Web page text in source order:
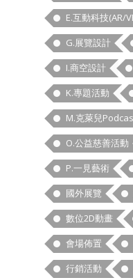
E.互動科技(AR/
G.展覽設計
I.商空設計
K.專題活動
M.克萊兒
O.公益慈善活動
P.一見藝術
國外展覽
數位2D動畫
會場佈置
行銷活動